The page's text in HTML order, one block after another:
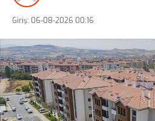
Giriş: 06-08-2026 00:16